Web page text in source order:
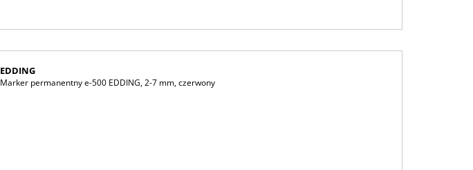
EDDING
Marker permanentny e-500 EDDING, 2-7 mm, czerwony